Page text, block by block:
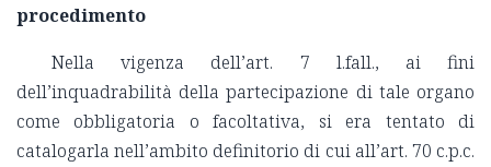
procedimento
Nella vigenza dell’art. 7 l.fall., ai fini
dell’inquadrabilità della partecipazione di tale organo
come obbligatoria o facoltativa, si era tentato di
catalogarla nell’ambito definitorio di cui all’art. 70 c.p.c.